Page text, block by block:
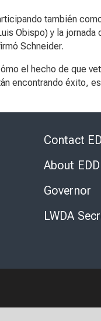
también
Obispo) y la
Schneider.
el hecho de que
encontrando éxito,
Contact
About EDD
Governor
LWDA